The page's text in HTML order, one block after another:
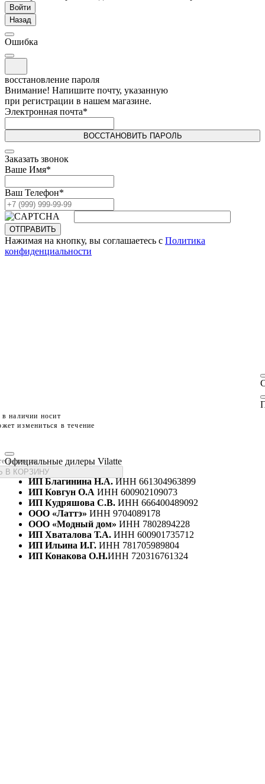
Войти
Назад
Ошибка
восстановление пароля
Внимание! Напишите почту, указанную
при регистрации в нашем магазине.
Электронная почта*
ВОССТАНОВИТЬ ПАРОЛЬ
Заказать звонок
Ваше Имя*
Ваш Телефон*
ОТПРАВИТЬ
Нажимая на кнопку, вы соглашаетесь с Политика
конфиденциальности
наличии носит
измениться в течение
размеры
В КОРЗИНУ
Официальные дилеры Vilatte
ИП Благинина Н.А.ИНН 661304963899
ИП Ковгун О.А ИНН 600902109073
ИП Кудряшова С.В. ИНН 666400489092
ООО «Латтэ» ИНН 9704089178
ООО «Модный дом» ИНН 7802894228
ИП Хваталова Т.А. ИНН 600901735712
ИП Ильина И.Г. ИНН 781705989804
ИП Конакова О.Н.ИНН 720316761324